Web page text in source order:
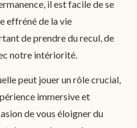
il est facile de se
effréné de la vie
de prendre du recul, de
notre intériorité.
peut jouer un rôle crucial,
immersive et
de vous éloigner du